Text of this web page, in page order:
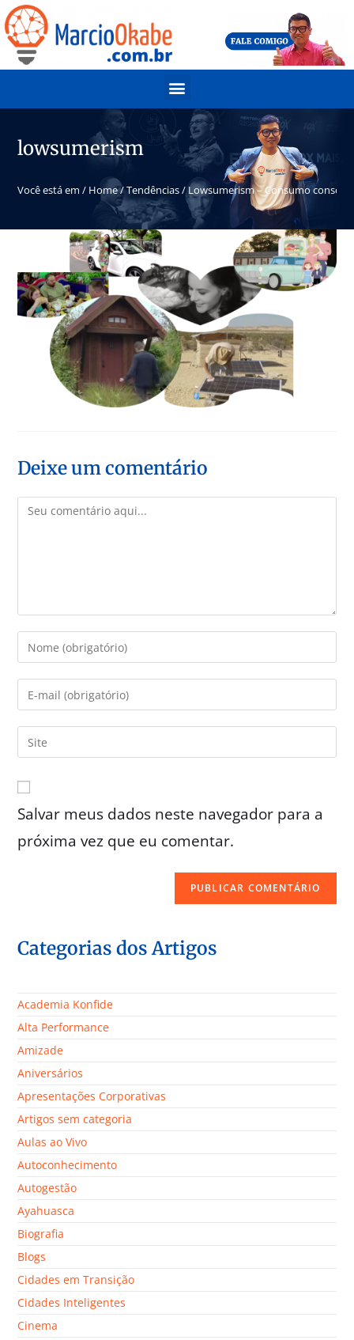
lowsumerism
Você está em / Home/Tendências/Lowsumerism – Consumo
Deixe um comentário
Salvar meus dados neste navegador para a
próxima vez que eu comentar.
Categorias dos Artigos
Academia Konfide
Alta Performance
Amizade
Aniversários
Apresentações Corporativas
Artigos sem categoria
Aulas ao Vivo
Autoconhecimento
Autogestão
Ayahuasca
Biografia
Blogs
Cidades em Transição
Cidades Inteligentes
Cinema